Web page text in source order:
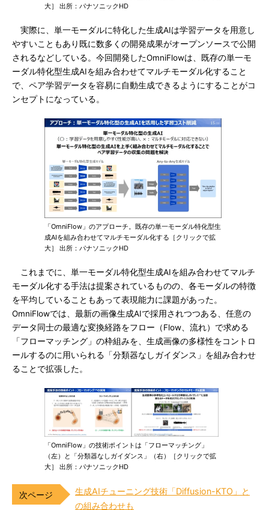
大］ 出所：パナソニックHD
実際に、単一モーダルに特化した生成AIは学習データを用意し
やすいこともあり既に数多くの開発成果がオープンソースで公開
されるなどしている。今回開発したOmniFlowは、既存の単一モ
ーダル特化型生成AIを組み合わせてマルチモーダル化すること
で、ペア学習データを容易に自動生成できるようにすることがコ
ンセプトになっている。
「OmniFlow」のアプローチ。既存の単一モーダル特化型生
成AIを組み合わせてマルチモーダル化する［クリックで拡
大］ 出所：パナソニックHD
これまでに、単一モーダル特化型生成AIを組み合わせてマルチ
モーダル化する手法は提案されているものの、各モーダルの特徴
を平均していることもあって表現能力に課題があった。
OmniFlowでは、最新の画像生成AIで採用されつつある、任意の
データ同士の最適な変換経路をフロー（Flow、流れ）で求める
「フローマッチング」の枠組みを、生成画像の多様性をコントロ
ールするのに用いられる「分類器なしガイダンス」を組み合わせ
ることで拡張した。
「OmniFlow」の技術ポイントは「フローマッチング」
（左）と「分類器なしガイダンス」（右）［クリックで拡
大］ 出所：パナソニックHD
生成AIチューニング技術「Diffusion-KTO」と
の組み合わせも